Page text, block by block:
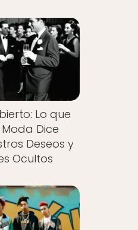
Lo que
Dice
Deseos y
Ocultos